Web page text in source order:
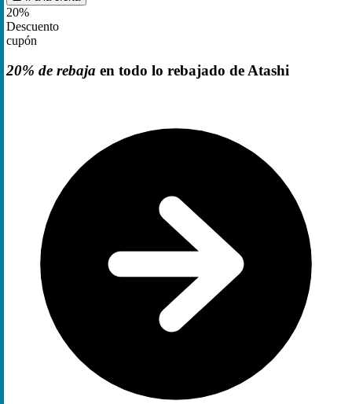
20%
Descuento
cupón
20% de rebaja en todo lo rebajado de Atashi